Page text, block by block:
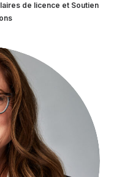
de licence et Soutien